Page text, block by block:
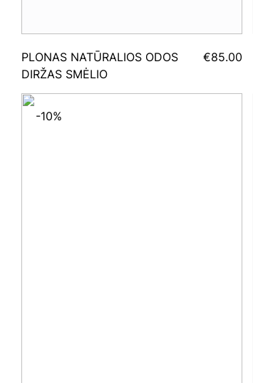
PLONAS NATŪRALIOS ODOS
DIRŽAS SMĖLIO
€85.00
-10%